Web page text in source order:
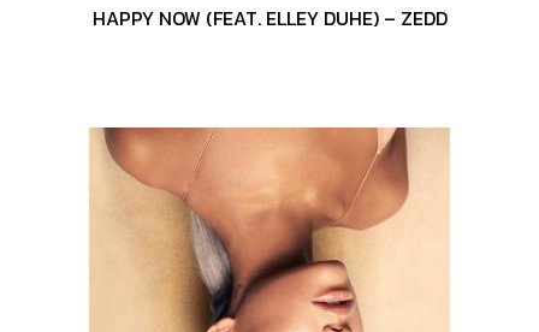
HAPPY NOW (FEAT. ELLEY DUHE) – ZEDD